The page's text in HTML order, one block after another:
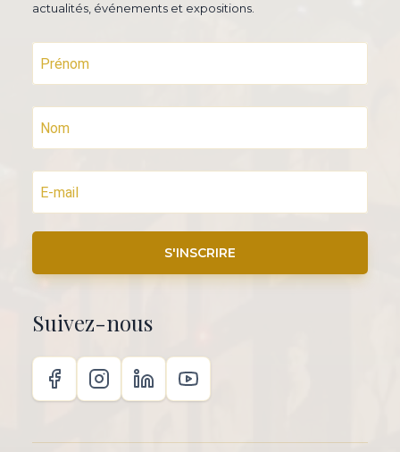
actualités, événements et expositions.
S'INSCRIRE
Suivez-nous